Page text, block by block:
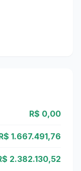
R$ 0,00
1.667.491,76
2.382.130,52